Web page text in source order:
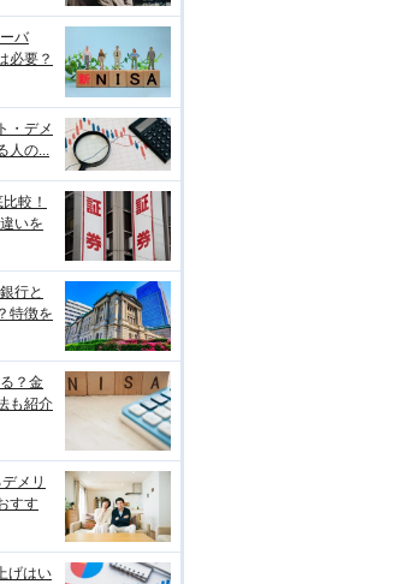
バ
必要？
・デメ
の...
較！
いを
行と
特徴を
？金
も紹介
メリ
すす
げはい